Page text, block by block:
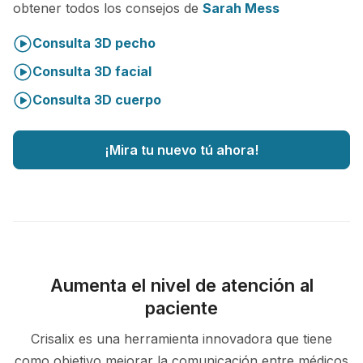
obtener todos los consejos de Sarah Mess
Consulta 3D pecho
Consulta 3D facial
Consulta 3D cuerpo
¡Mira tu nuevo tú ahora!
Aumenta el nivel de atención al
paciente
Crisalix es una herramienta innovadora que tiene